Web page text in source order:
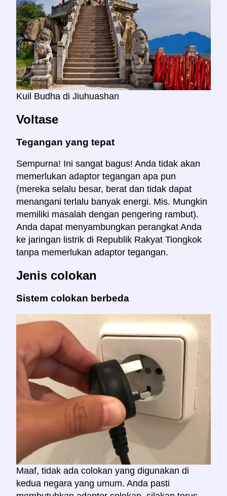
Kuil Budha di Jiuhuashan
Voltase
Tegangan yang tepat
Sempurna! Ini sangat bagus! Anda tidak akan
memerlukan adaptor tegangan apa pun
(mereka selalu besar, berat dan tidak dapat
menangani terlalu banyak energi. Mis. Mungkin
memiliki masalah dengan pengering rambut).
Anda dapat menyambungkan perangkat Anda
ke jaringan listrik di Republik Rakyat Tiongkok
tanpa memerlukan adaptor tegangan.
Jenis colokan
Sistem colokan berbeda
Maaf, tidak ada colokan yang digunakan di
kedua negara yang umum. Anda pasti